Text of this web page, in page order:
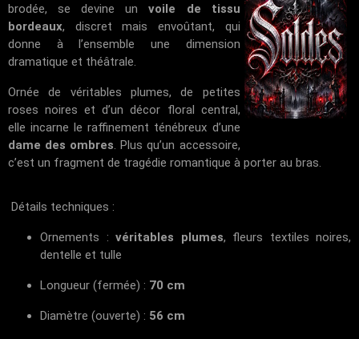
brodée, se devine unvoile de tissu
bordeaux, discret mais envoûtant, qui
donne à l’ensemble une dimension
dramatique et théâtrale.
Ornée de véritables plumes, de petites
roses noires et d’un décor floral central,
elle incarne le raffinement ténébreux d’une
dame des ombres. Plus qu’un accessoire,
c’est un fragment de tragédie romantique à porter au bras.
Détails techniques :
Ornements : véritables plumes, fleurs textiles noires,
dentelle et tulle
Longueur (fermée) : 70 cm
Diamètre (ouverte) : 56 cm